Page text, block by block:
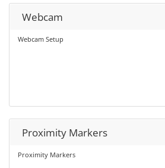
Webcam
Webcam Setup
Proximity Markers
Proximity Markers